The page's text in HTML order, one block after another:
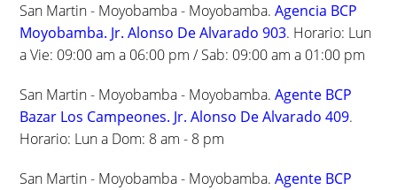
San Martin - Moyobamba - Moyobamba.Agencia BCP
Moyobamba. Jr. Alonso De Alvarado 903. Horario: Lun
a Vie: 09:00 am a 06:00 pm / Sab: 09:00 am a 01:00 pm
San Martin - Moyobamba - Moyobamba.Agente BCP
Bazar Los Campeones. Jr. Alonso De Alvarado 409.
Horario: Lun a Dom: 8 am - 8 pm
San Martin - Moyobamba - Moyobamba.Agente BCP